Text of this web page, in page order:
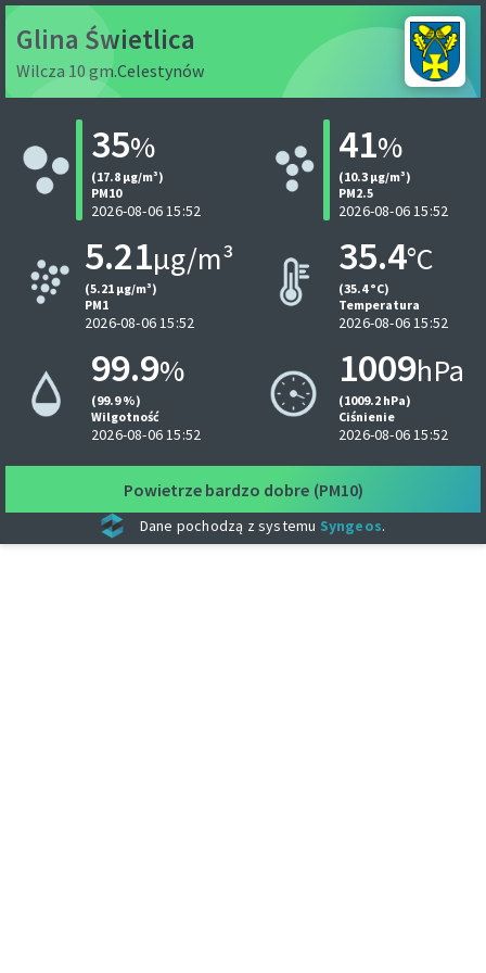
Glina Świetlica
Wilcza 10 gm.Celestynów
35%
(17.8 µg/m³)
PM10
2026-08-06 15:52
41%
(10.3 µg/m³)
PM2.5
2026-08-06 15:52
5.21µg/m³
(5.21 µg/m³)
PM1
2026-08-06 15:52
35.4°C
(35.4 °C)
Temperatura
2026-08-06 15:52
99.9%
(99.9 %)
Wilgotność
2026-08-06 15:52
1009hPa
(1009.2 hPa)
Ciśnienie
2026-08-06 15:52
Powietrze bardzo dobre (PM10)
Dane pochodzą z systemu Syngeos.